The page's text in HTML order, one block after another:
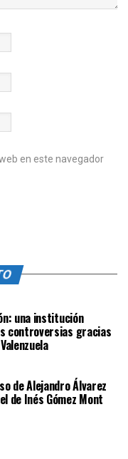
en este navegador
una institución
controversias gracias
de Alejandro Álvarez
de Inés Gómez Mont